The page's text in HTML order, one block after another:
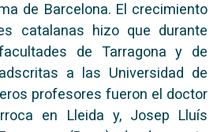
de Barcelona. El crecimiento
catalanas hizo que durante
de Tarragona y de
a las Universidad de
profesores fueron el doctor
en Lleida y, Josep Lluís